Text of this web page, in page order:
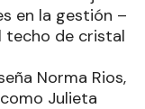
en la gestión –
techo de cristal
Norma Rios,
Julieta